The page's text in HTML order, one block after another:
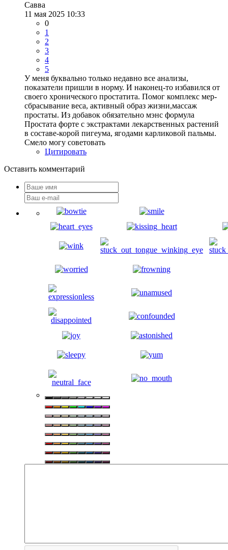
Савва
11 мая 2025 10:33
0
1
2
3
4
5
У меня буквально только недавно все анализы,
показатели пришли в норму. И наконец-то избавился от
своего хронического простатита. Помог комплекс мер-
сбрасывание веса, активный образ жизни,массаж
простаты. Из добавок обязательно мэнс формула
Простата форте с экстрактами лекарственных растений
в составе-корой пигеума, ягодами карликовой пальмы.
Смело могу советовать
Цитировать
Оставить комментарий